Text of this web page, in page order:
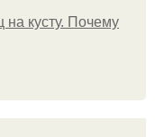
на кусту. Почему